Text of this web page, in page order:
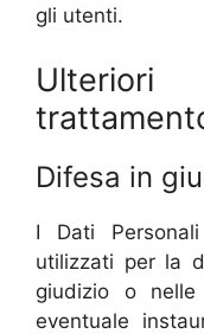
gli utenti.
Ulteriori
Difesa in
I Dati Personali
utilizzati per la
giudizio o
eventuale